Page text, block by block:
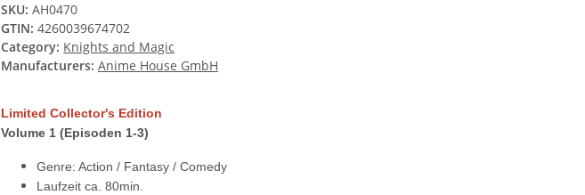
SKU: AH0470
GTIN: 4260039674702
Category: Knights and Magic
Manufacturers: Anime House GmbH
Limited Collector's Edition
Volume 1 (Episoden 1-3)
Genre: Action / Fantasy / Comedy
Laufzeit ca. 80min.